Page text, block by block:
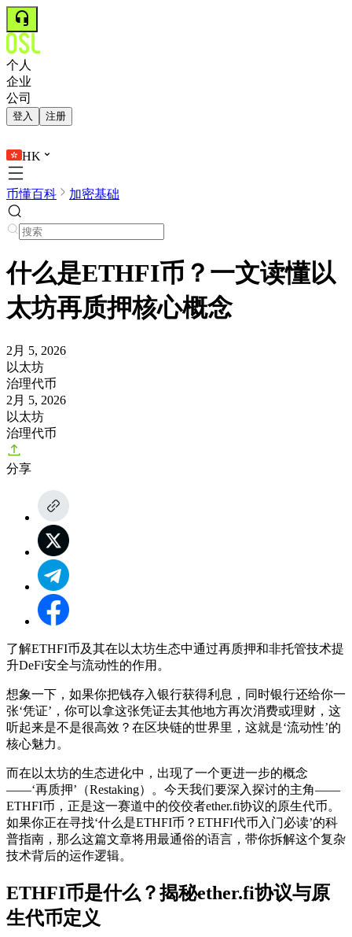
个人
企业
公司
登入 注册
HK
币懂百科 加密基础
什么是ETHFI币？一文读懂以
太坊再质押核心概念
2月 5, 2026
以太坊
治理代币
2月 5, 2026
以太坊
治理代币
分享
了解ETHFI币及其在以太坊生态中通过再质押和非托管技术提
升DeFi安全与流动性的作用。
想象一下，如果你把钱存入银行获得利息，同时银行还给你一
张‘凭证’，你可以拿这张凭证去其他地方再次消费或理财，这
听起来是不是很高效？在区块链的世界里，这就是‘流动性’的
核心魅力。
而在以太坊的生态进化中，出现了一个更进一步的概念
——‘再质押’（Restaking）。今天我们要深入探讨的主角——
ETHFI币，正是这一赛道中的佼佼者ether.fi协议的原生代币。
如果你正在寻找‘什么是ETHFI币？ETHFI代币入门必读’的科
普指南，那么这篇文章将用最通俗的语言，带你拆解这个复杂
技术背后的运作逻辑。
ETHFI币是什么？揭秘ether.fi协议与原
生代币定义